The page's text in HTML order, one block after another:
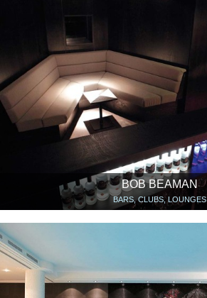
BOB BEAMAN
BARS, CLUBS, LOUNGES